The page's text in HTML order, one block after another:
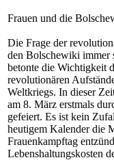
Frauen und die
Die Frage der
den Bolschewiki immer
betonte die Wichtigkeit
revolutionären
Weltkriegs. In dieser
am 8. März erstmals
gefeiert. Es ist kein
heutigem Kalender die
Frauenkampftag
Lebenshaltungskosten